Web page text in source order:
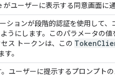
ユーザーに表示する同意画面に通
ションが段階的認証を使用して、
うにします。このパラメータの値
ス トークンは、この Token
。
。ユーザーに提示するプロンプト